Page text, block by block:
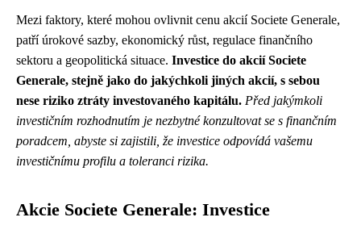
Mezi faktory, které mohou ovlivnit cenu akcií Societe Generale,
patří úrokové sazby, ekonomický růst, regulace finančního
sektoru a geopolitická situace. Investice do akcií Societe
Generale, stejně jako do jakýchkoli jiných akcií, s sebou
nese riziko ztráty investovaného kapitálu. Před jakýmkoli
investičním rozhodnutím je nezbytné konzultovat se s finančním
poradcem, abyste si zajistili, že investice odpovídá vašemu
investičnímu profilu a toleranci rizika.
Akcie Societe Generale: Investice